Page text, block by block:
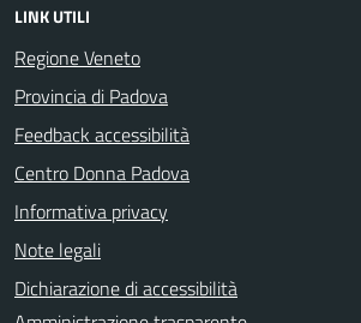
LINK UTILI
Regione Veneto
Provincia di Padova
Feedback accessibilità
Centro Donna Padova
Informativa privacy
Note legali
Dichiarazione di accessibilità